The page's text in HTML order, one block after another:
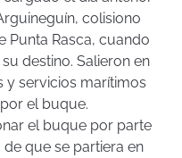
colisiono
Punta Rasca, cuando
destino. Salieron en
y servicios marítimos
el buque.
el buque por parte
que se partiera en